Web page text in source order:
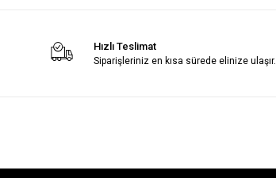
Hızlı Teslimat
Siparişleriniz en kısa sürede elinize ulaşır.